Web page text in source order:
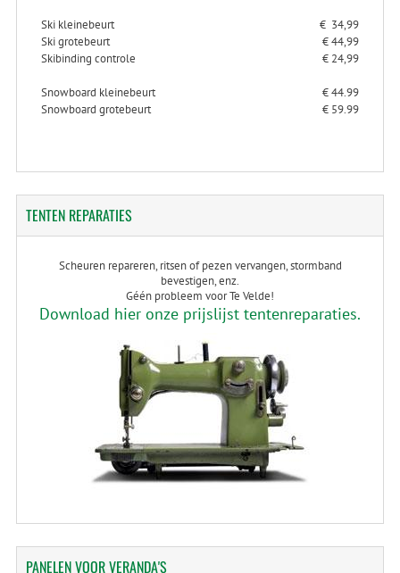
Ski kleinebeurt
€ 34,99
Ski grotebeurt
€ 44,99
Skibinding controle
€ 24,99
Snowboard kleinebeurt
€ 44.99
Snowboard grotebeurt
€ 59.99
TENTENREPARATIES
Scheuren repareren, ritsen of pezen vervangen, stormband
bevestigen, enz.
Géén probleem voor Te Velde!
Download hier onze prijslijst tentenreparaties.
PANELENVOOR VERANDA'S